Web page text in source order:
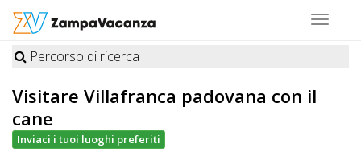
Toggle
STRUTTURE
A
DOG
Percorso di ricerca
Visitare Villafranca padovana con il
cane
Inviaci i tuoi luoghi preferiti